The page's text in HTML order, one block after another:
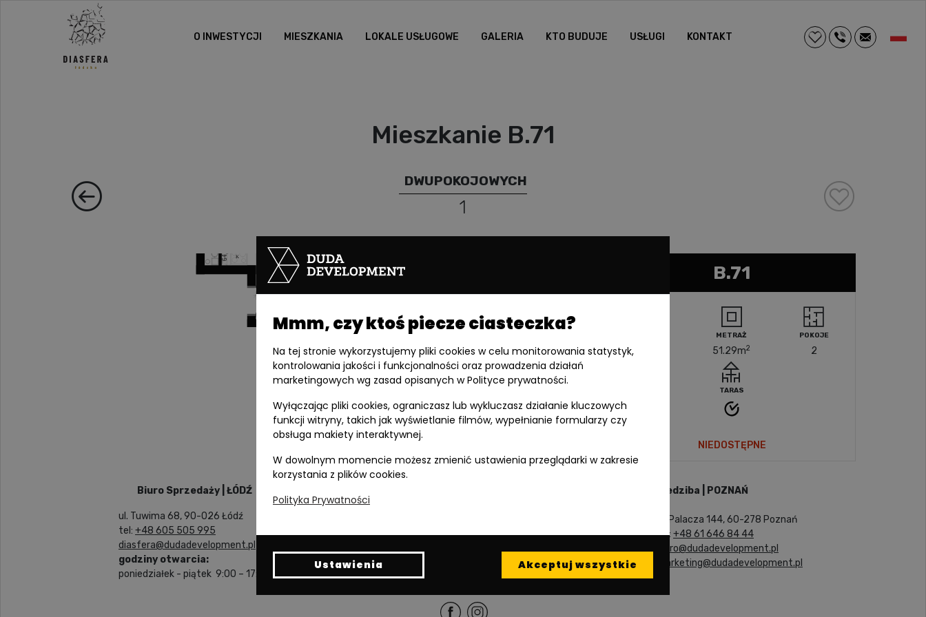
O INWESTYCJI MIESZKANIA LOKALE USŁUGOWE GALERIA KTO BUDUJE USŁUGI KONTAKT
Mieszkanie B.71
DWUPOKOJOWYCH
1
B.71
METRAŻ
51.29m2
POKOJE
2
TARAS
NIEDOSTĘPNE
Biuro Sprzedaży | ŁÓDŹ
ul. Tuwima 68, 90-026 Łódź
tel: +48 605 505 995
diasfera@dudadevelopment.pl
godziny otwarcia:
poniedziałek - piątek 9:00 – 17:00
Siedziba | POZNAŃ
ul. Palacza 144, 60-278 Poznań
tel: +48 61 646 84 44
biuro@dudadevelopment.pl
marketing@dudadevelopment.pl
Mmm, czy ktoś piecze ciasteczka?
Na tej stronie wykorzystujemy pliki cookies w celu monitorowania statystyk,
kontrolowania jakości i funkcjonalności oraz prowadzenia działań
marketingowych wg zasad opisanych w Polityce prywatności.
Wyłączając pliki cookies, ograniczasz lub wykluczasz działanie kluczowych
funkcji witryny, takich jak wyświetlanie filmów, wypełnianie formularzy czy
obsługa makiety interaktywnej.
W dowolnym momencie możesz zmienić ustawienia przeglądarki w zakresie
korzystania z plików cookies.
Polityka Prywatności
Ustawienia Akceptuj wszystkie